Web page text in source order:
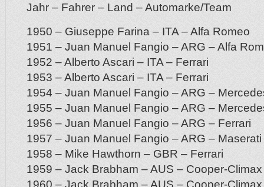
Jahr – Fahrer – Land – Automarke/Team
1950 – Giuseppe Farina – ITA – Alfa Romeo
1951 – Juan Manuel Fangio – ARG – Alfa
1952 – Alberto Ascari – ITA – Ferrari
1953 – Alberto Ascari – ITA – Ferrari
1954 – Juan Manuel Fangio – ARG –
1955 – Juan Manuel Fangio – ARG –
1956 – Juan Manuel Fangio – ARG – Ferrari
1957 – Juan Manuel Fangio – ARG – Maserati
1958 – Mike Hawthorn – GBR – Ferrari
1959 – Jack Brabham – AUS – Cooper-Climax
1960 – Jack Brabham – AUS – Cooper-Climax